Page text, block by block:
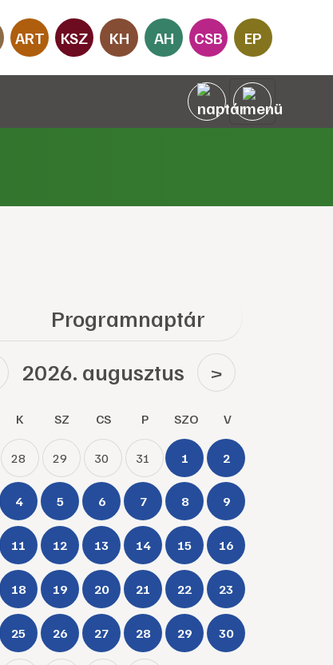
ART KSZ KH AH CSB EP
Programnaptár
2026. augusztus >
K SZ CS P SZO V
28 29 30 31 1 2
4 5 6 7 8 9
11 12 13 14 15 16
18 19 20 21 22 23
25 26 27 28 29 30